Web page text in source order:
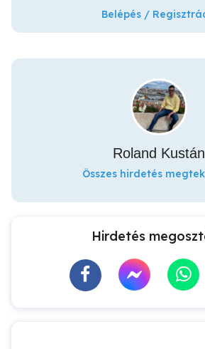
Belépés /
Roland Kustán
Összes hirdetés
Hirdetés